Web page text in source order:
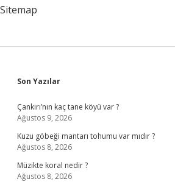
Sitemap
Sidebar
Son Yazılar
Çankırı’nın kaç tane köyü var ?
Ağustos 9, 2026
Kuzu göbeği mantarı tohumu var mıdır ?
Ağustos 8, 2026
Müzikte koral nedir ?
Ağustos 8, 2026